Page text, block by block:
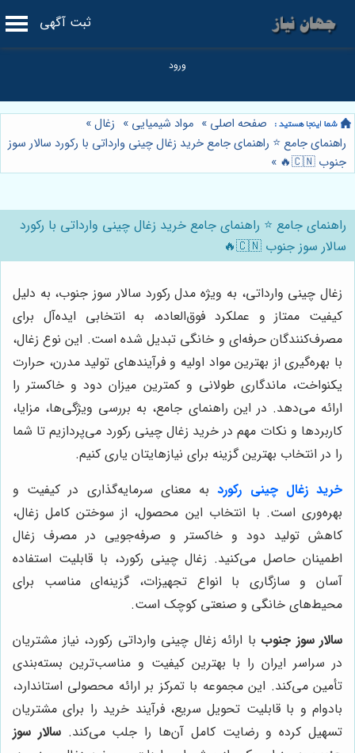
ثبت آگهی
صفحه اصلی » مواد شیمیایی » زغال»
راهنمای جامع ⭐️ راهنمای جامع خرید زغال چینی وارداتی با رکورد سالار سوز
جنوب 🇨🇳🔥
»
راهنمای جامع ⭐️ راهنمای جامع خرید زغال چینی وارداتی با رکورد
سالار سوز جنوب 🇨🇳🔥
زغال چینی وارداتی، به ویژه مدل رکورد سالار سوز جنوب، به دلیل
کیفیت ممتاز و عملکرد فوق‌العاده، به انتخابی ایده‌آل برای
مصرف‌کنندگان حرفه‌ای و خانگی تبدیل شده است. این نوع زغال،
با بهره‌گیری از بهترین مواد اولیه و فرآیندهای تولید مدرن، حرارت
یکنواخت، ماندگاری طولانی و کمترین میزان دود و خاکستر را
ارائه می‌دهد. در این راهنمای جامع، به بررسی ویژگی‌ها، مزایا،
کاربردها و نکات مهم در خرید زغال چینی رکورد می‌پردازیم تا شما
را در انتخاب بهترین گزینه برای نیازهایتان یاری کنیم.
خرید زغال چینی رکوردبه معنای سرمایه‌گذاری در کیفیت و
بهره‌وری است. با انتخاب این محصول، از سوختن کامل زغال،
کاهش تولید دود و خاکستر و صرفه‌جویی در مصرف زغال
اطمینان حاصل می‌کنید. زغال چینی رکورد، با قابلیت استفاده
آسان و سازگاری با انواع تجهیزات، گزینه‌ای مناسب برای
محیط‌های خانگی و صنعتی کوچک است.
سالار سوز جنوب با ارائه زغال چینی وارداتی رکورد، نیاز مشتریان
در سراسر ایران را با بهترین کیفیت و مناسب‌ترین بسته‌بندی
تأمین می‌کند. این مجموعه با تمرکز بر ارائه محصولی استاندارد،
بادوام و با قابلیت تحویل سریع، فرآیند خرید را برای مشتریان
تسهیل کرده و رضایت کامل آن‌ها را جلب می‌کند.سالار سوز